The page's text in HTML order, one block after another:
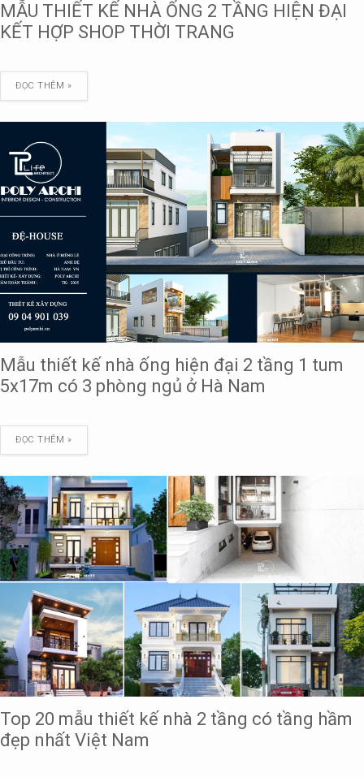
MẪU THIẾT KẾ NHÀ ỐNG 2 TẦNG HIỆN ĐẠI
KẾT HỢP SHOP THỜI TRANG
ĐỌC THÊM »
Mẫu thiết kế nhà ống hiện đại 2 tầng 1 tum
5x17m có 3 phòng ngủ ở Hà Nam
ĐỌC THÊM »
Top 20 mẫu thiết kế nhà 2 tầng có tầng hầm
đẹp nhất Việt Nam